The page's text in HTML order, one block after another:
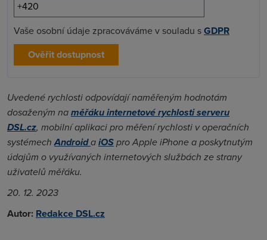
Vaše osobní údaje zpracováváme v souladu sGDPR
Ověřit dostupnost
Uvedené rychlosti odpovídají naměřeným hodnotám
dosaženým naměřáku internetové rychlosti serveru
DSL.cz, mobilní aplikaci pro měření rychlosti v operačních
systémechAndroidaiOSpro Apple iPhone a poskytnutým
údajům o využívaných internetových službách ze strany
uživatelů měřáku.
20. 12. 2023
Autor: Redakce DSL.cz